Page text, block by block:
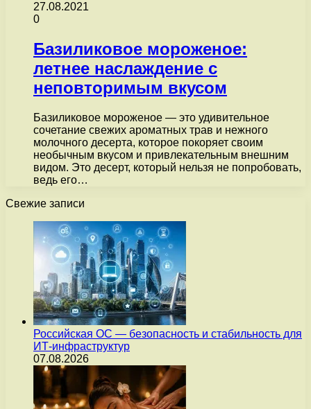
27.08.2021
0
Базиликовое мороженое:
летнее наслаждение с
неповторимым вкусом
Базиликовое мороженое — это удивительное
сочетание свежих ароматных трав и нежного
молочного десерта, которое покоряет своим
необычным вкусом и привлекательным внешним
видом. Это десерт, который нельзя не попробовать,
ведь его…
Свежие записи
Российская ОС — безопасность и стабильность для
ИТ-инфраструктур
07.08.2026